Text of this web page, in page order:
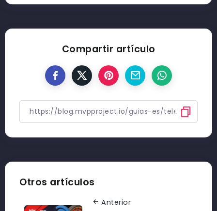
Compartir artículo
Otros artículos
Anterior